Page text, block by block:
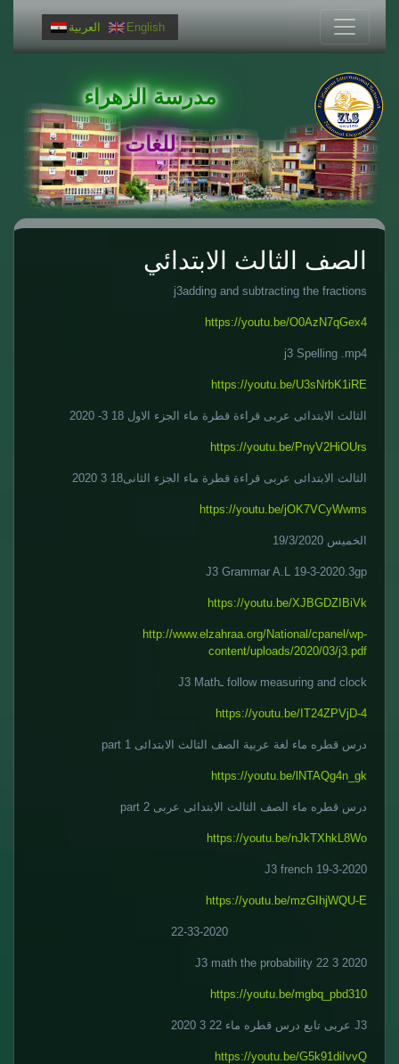
English العربية
مدرسة الزهراء
للغات
الصف الثالث الابتدائي
j3adding and subtracting the fractions
https://youtu.be/O0AzN7qGex4
j3 Spelling .mp4
https://youtu.be/U3sNrbK1iRE
الثالث الابتدائى عربى قراءة قطرة ماء الجزء الاول 18 3- 2020
https://youtu.be/PnyV2HiOUrs
الثالث الابتدائى عربى قراءة قطرة ماء الجزء الثانى18 3 2020
https://youtu.be/jOK7VCyWwms
الخميس 19/3/2020
J3 Grammar A.L 19-3-2020.3gp
https://youtu.be/XJBGDZIBiVk
http://www.elzahraa.org/National/cpanel/wp-
content/uploads/2020/03/j3.pdf
follow measuring and clock ـJ3 Math
https://youtu.be/IT24ZPVjD-4
درس قطره ماء لغة عربية الصف الثالث الابتدائى part 1
https://youtu.be/lNTAQg4n_gk
درس قطره ماء الصف الثالث الابتدائى عربى part 2
https://youtu.be/nJkTXhkL8Wo
J3 french 19-3-2020
https://youtu.be/mzGIhjWQU-E
22-33-2020
J3 math the probability 22 3 2020
https://youtu.be/mgbq_pbd310
J3 عربى تابع درس قطره ماء 22 3 2020
https://youtu.be/G5k91diIvvQ